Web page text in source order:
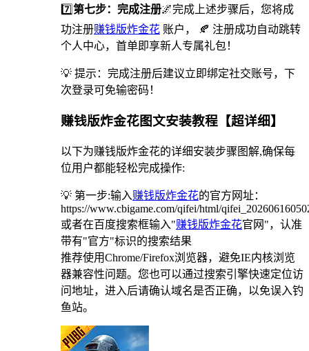
7️⃣第七步：完成注册🌌完成上述步骤后，您将成
功注册赚钱版炸金花 账户， 🍂 注册成功自动跳转
个人中心，首单即享新人专属礼包！
💡 提示：完成注册后建议立即绑定社交账号，下
次登录可免输密码！
赚钱版炸金花图文安装教程【超详细】
以下为赚钱版炸金花的详细安装步骤图解,确保每
位用户都能轻松完成操作:
💡 第一步:输入赚钱版炸金花的官方网址：
https://www.cbigame.com/qifei/html/
或者在百度搜索框输入"赚钱版炸金花官网"，认准
带有"官方"标识的搜索结果
推荐使用Chrome/Firefox浏览器，避免IE内核浏览
器兼容性问题。您也可以通过搜索引擎快速定位访
问地址，进入后请确认域名是否正确，以免误入钓
鱼站。